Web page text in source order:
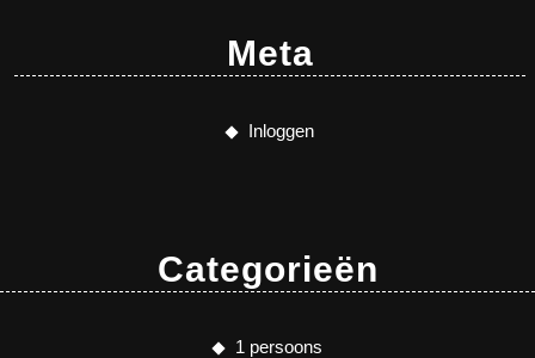
Meta
Inloggen
Categorieën
1 persoons